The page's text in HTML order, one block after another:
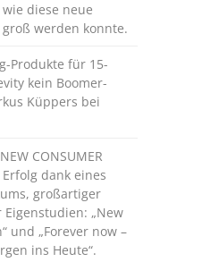
diese neue
werden konnte.
Produkte für 15-
kein Boomer-
Küppers bei
CONSUMER
dank eines
großartiger
„New
und „Forever now –
ins Heute“.